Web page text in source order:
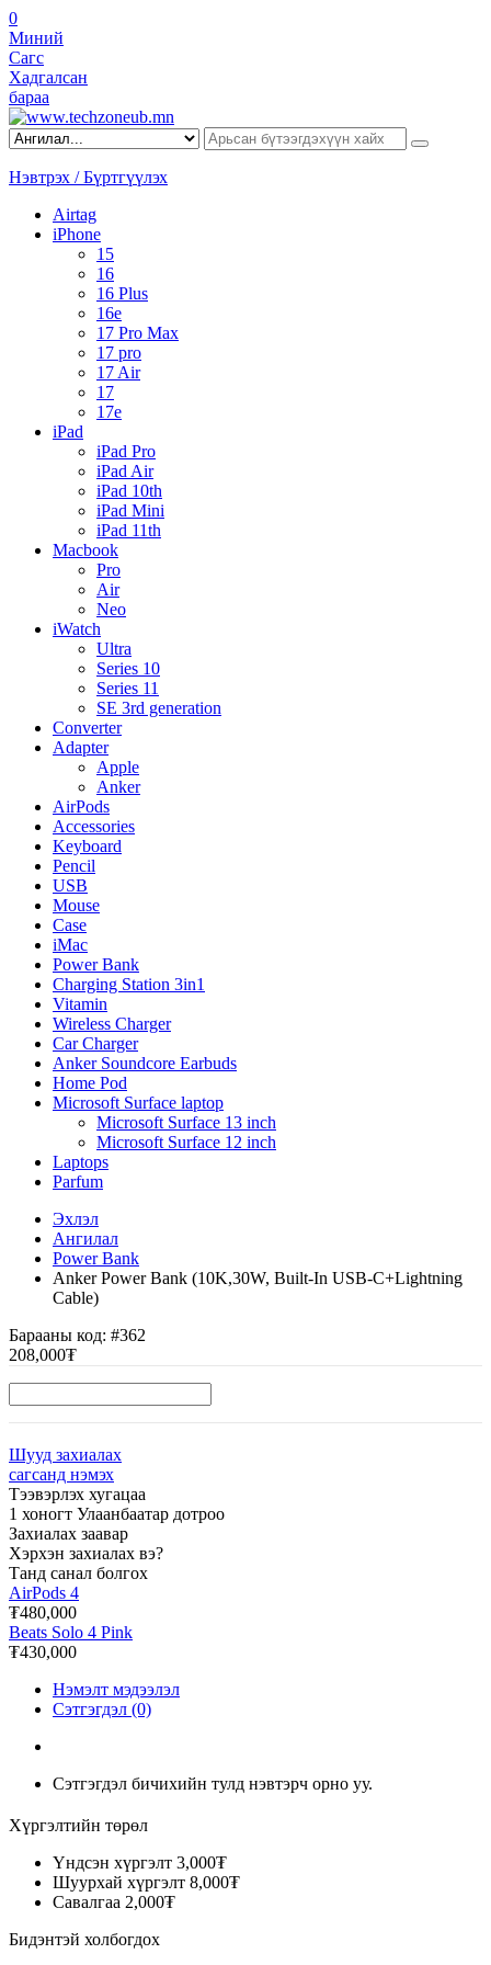
0
Миний
Сагс
Хадгалсан
бараа
Нэвтрэх / Бүртгүүлэх
Airtag
iPhone
15
16
16 Plus
16e
17 Pro Max
17 pro
17 Air
17
17e
iPad
iPad Pro
iPad Air
iPad 10th
iPad Mini
iPad 11th
Macbook
Pro
Air
Neo
iWatch
Ultra
Series 10
Series 11
SE 3rd generation
Converter
Adapter
Apple
Anker
AirPods
Accessories
Keyboard
Pencil
USB
Mouse
Case
iMac
Power Bank
Charging Station 3in1
Vitamin
Wireless Charger
Car Charger
Anker Soundcore Earbuds
Home Pod
Microsoft Surface laptop
Microsoft Surface 13 inch
Microsoft Surface 12 inch
Laptops
Parfum
Эхлэл
Ангилал
Power Bank
Anker Power Bank (10K,30W, Built-In USB-C+Lightning
Cable)
Барааны код: #362
208,000₮
Шууд захиалах
сагсанд нэмэх
Тээвэрлэх хугацаа
1 хоногт Улаанбаатар дотроо
Захиалах заавар
Хэрхэн захиалах вэ?
Танд санал болгох
AirPods 4
₮480,000
Beats Solo 4 Pink
₮430,000
Нэмэлт мэдээлэл
Сэтгэгдэл (0)
Сэтгэгдэл бичихийн тулд нэвтэрч орно уу.
Хүргэлтийн төрөл
Үндсэн хүргэлт 3,000₮
Шуурхай хүргэлт 8,000₮
Савалгаа 2,000₮
Бидэнтэй холбогдох